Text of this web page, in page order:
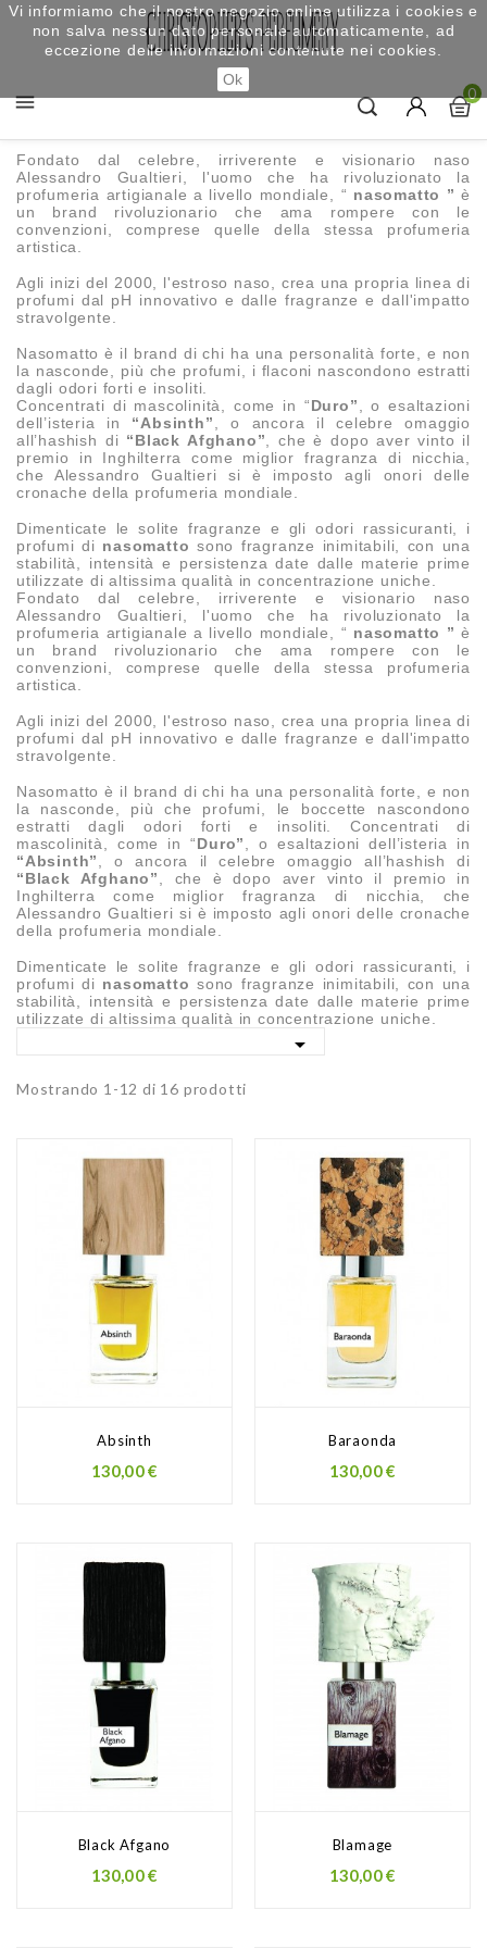
 0
Fondato dal celebre, irriverente e visionario naso
Alessandro Gualtieri, l'uomo che ha rivoluzionato la
profumeria artigianale a livello mondiale, “ nasomatto ” è
un brand rivoluzionario che ama rompere con le
convenzioni, comprese quelle della stessa profumeria
artistica.
Agli inizi del 2000, l'estroso naso, crea una propria linea di
profumi dal pH innovativo e dalle fragranze e dall'impatto
stravolgente.
Nasomatto è il brand di chi ha una personalità forte, e non
la nasconde, più che profumi, i flaconi nascondono estratti
dagli odori forti e insoliti.
Concentrati di mascolinità, come in “Duro” , o esaltazioni
dell’isteria in “Absinth”
, o ancora il celebre omaggio
all’hashish di “Black Afghano” , che è dopo aver vinto il
premio in Inghilterra come miglior fragranza di nicchia,
che Alessandro Gualtieri si è imposto agli onori delle
cronache della profumeria mondiale.
Dimenticate le solite fragranze e gli odori rassicuranti, i
profumi di nasomatto sono fragranze inimitabili, con una
stabilità, intensità e persistenza date dalle materie prime
utilizzate di altissima qualità in concentrazione uniche.
Fondato dal celebre, irriverente e visionario naso
Alessandro Gualtieri, l'uomo che ha rivoluzionato la
profumeria artigianale a livello mondiale, “ nasomatto ” è
un brand rivoluzionario che ama rompere con le
convenzioni, comprese quelle della stessa profumeria
artistica.
Agli inizi del 2000, l'estroso naso, crea una propria linea di
profumi dal pH innovativo e dalle fragranze e dall'impatto
stravolgente.
Nasomatto è il brand di chi ha una personalità forte, e non
la nasconde, più che profumi, le boccette nascondono
estratti dagli odori forti e insoliti. Concentrati di
mascolinità, come in “Duro”
, o esaltazioni dell’isteria in
“Absinth”
, o ancora il celebre omaggio all’hashish di
“Black Afghano”
, che è dopo aver vinto il premio in
Inghilterra come miglior fragranza di nicchia, che
Alessandro Gualtieri si è imposto agli onori delle cronache
della profumeria mondiale.
Dimenticate le solite fragranze e gli odori rassicuranti, i
profumi di nasomatto sono fragranze inimitabili, con una
stabilità, intensità e persistenza date dalle materie prime
utilizzate di altissima qualità in concentrazione uniche.

Mostrando 1-12 di 16 prodotti
Absinth
130,00 €
Baraonda
130,00 €
Black Afgano
130,00 €
Blamage
130,00 €
Vi informiamo che il nostro negozio online utilizza i cookies e
non salva nessun dato personale automaticamente, ad
eccezione delle informazioni contenute nei cookies.
Ok